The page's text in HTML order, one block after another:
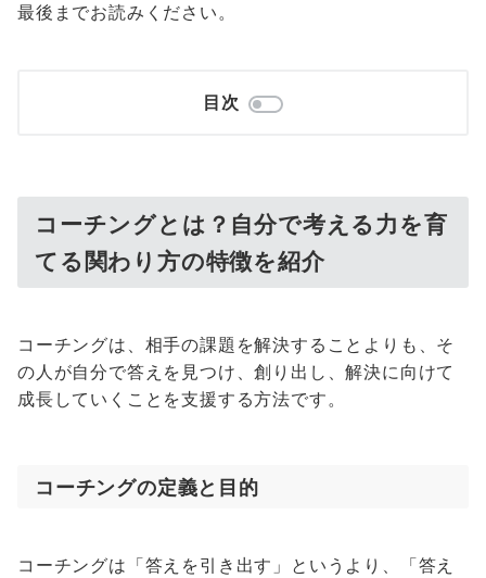
最後までお読みください。
目次
コーチングとは？自分で考える力を育
てる関わり方の特徴を紹介
コーチングは、相手の課題を解決することよりも、そ
の人が自分で答えを見つけ、創り出し、解決に向けて
成長していくことを支援する方法です。
コーチングの定義と目的
コーチングは「答えを引き出す」というより、「答え